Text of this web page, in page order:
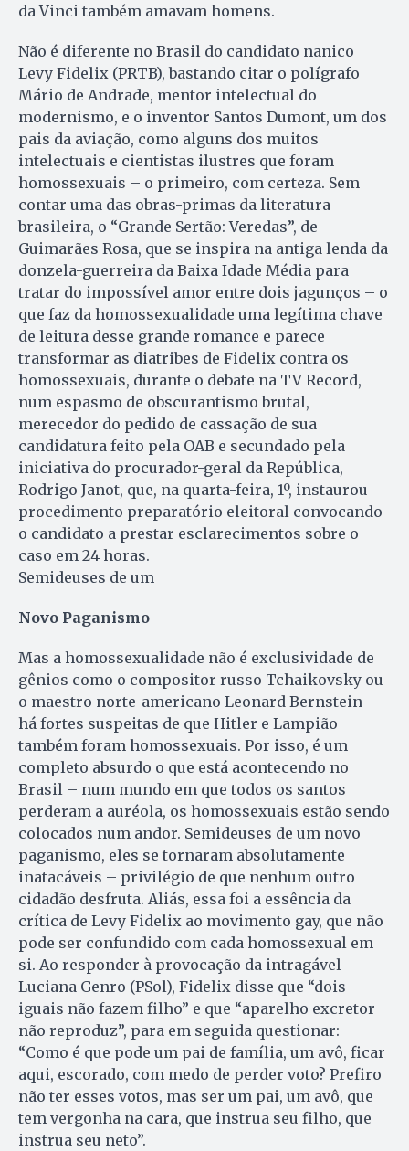
da Vinci também amavam homens.
Não é diferente no Brasil do candidato nanico
Levy Fidelix (PRTB), bastando citar o polígrafo
Mário de Andrade, mentor intelectual do
modernismo, e o inventor Santos Dumont, um dos
pais da aviação, como alguns dos muitos
intelectuais e cientistas ilustres que foram
homossexuais – o primeiro, com certeza. Sem
contar uma das obras-primas da literatura
brasileira, o “Grande Sertão: Veredas”, de
Guimarães Rosa, que se inspira na antiga lenda da
donzela-guerreira da Baixa Idade Média para
tratar do impossível amor entre dois jagunços – o
que faz da homossexualidade uma legítima chave
de leitura desse grande romance e parece
transformar as diatribes de Fidelix contra os
homossexuais, durante o debate na TV Record,
num espasmo de obscurantismo brutal,
merecedor do pedido de cassação de sua
candidatura feito pela OAB e secundado pela
iniciativa do procurador-geral da República,
Rodrigo Janot, que, na quarta-feira, 1º, instaurou
procedimento preparatório eleitoral convocando
o candidato a prestar esclarecimentos sobre o
caso em 24 horas.
Semideuses de um
Novo Paganismo
Mas a homossexualidade não é exclusividade de
gênios como o compositor russo Tchaikovsky ou
o maestro norte-americano Leonard Bernstein –
há fortes suspeitas de que Hitler e Lampião
também foram homossexuais. Por isso, é um
completo absurdo o que está acontecendo no
Brasil – num mundo em que todos os santos
perderam a auréola, os homossexuais estão sendo
colocados num andor. Semideuses de um novo
paganismo, eles se tornaram absolutamente
inatacáveis – privilégio de que nenhum outro
cidadão desfruta. Aliás, essa foi a essência da
crítica de Levy Fidelix ao movimento gay, que não
pode ser confundido com cada homossexual em
si. Ao responder à provocação da intragável
Luciana Genro (PSol), Fidelix disse que “dois
iguais não fazem filho” e que “aparelho excretor
não reproduz”, para em seguida questionar:
“Como é que pode um pai de família, um avô, ficar
aqui, escorado, com medo de perder voto? Prefiro
não ter esses votos, mas ser um pai, um avô, que
tem vergonha na cara, que instrua seu filho, que
instrua seu neto”.